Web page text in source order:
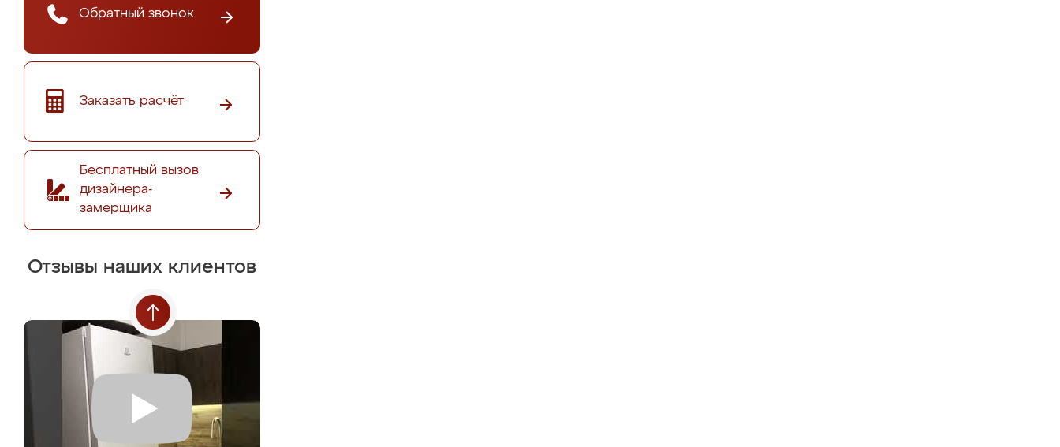
Обратный звонок
Заказать расчёт
Бесплатный вызов
дизайнера-
замерщика
Отзывы наших клиентов